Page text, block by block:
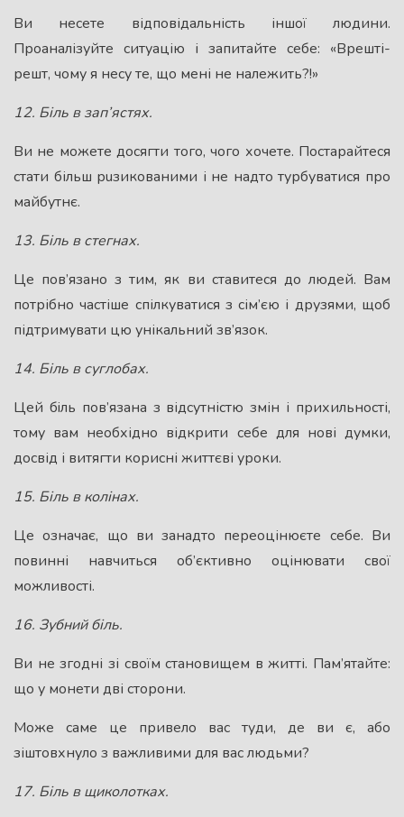
Ви несете відповідальність іншої людини.
Проаналізуйте ситуацію і запитайте себе: «Врешті-
решт, чому я несу те, що мені не належить?!»
12. Бiль в зап’ястях.
Ви не можете досягти того, чого хочете. Постарайтеся
стати більш рuзикованими і не надто турбуватися про
майбутнє.
13. Бiль в стегнах.
Це пов’язано з тим, як ви ставитеся до людей. Вам
потрібно частіше спілкуватися з сім’єю і друзями, щоб
підтримувати цю унікальний зв’язок.
14. Бiль в суглобах.
Цей бiль пов’язана з відсутністю змін і прихильності,
тому вам необхідно відкрити себе для нові думки,
досвід і витягти корисні життєві уроки.
15. Бiль в колінах.
Це означає, що ви занадто переоцінюєте себе. Ви
повинні навчиться об’єктивно оцінювати свої
можливості.
16. Зубний бiль.
Ви не згодні зі своїм становищем в житті. Пам’ятайте:
що у монети дві сторони.
Може саме це привело вас туди, де ви є, або
зіштовхнуло з важливими для вас людьми?
17. Бiль в щиколотках.